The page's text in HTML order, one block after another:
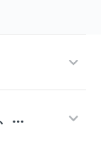
题型精讲：阅读、写作、新题型、完形